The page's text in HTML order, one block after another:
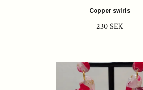
Copper swirls
230 SEK